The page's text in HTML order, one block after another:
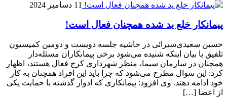
11 دسامبر 2024
پیمانکار خلع ید شده همچنان فعال است!
حسین سعیدی‌سیرائی در حاشیه جلسه دویست و دومین کمیسیون
تلفیق با بیان اینکه شنیده می‌شود برخی پیمانکاران مسئله‌دار
همچنان در سازمان سیما، منظر شهرداری کرج فعال هستند، اظهار
کرد: این سوال مطرح می‌شود که چرا باید این افراد همچنان به کار
خود ادامه دهند. وی افزود: پیمانکاری که ادوار گذشته با حمایت یکی
از اعضا […]